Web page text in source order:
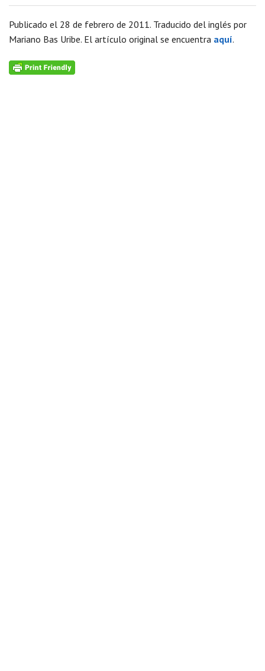
Publicado el 28 de febrero de 2011. Traducido del inglés por
Mariano Bas Uribe. El artículo original se encuentra aquí.